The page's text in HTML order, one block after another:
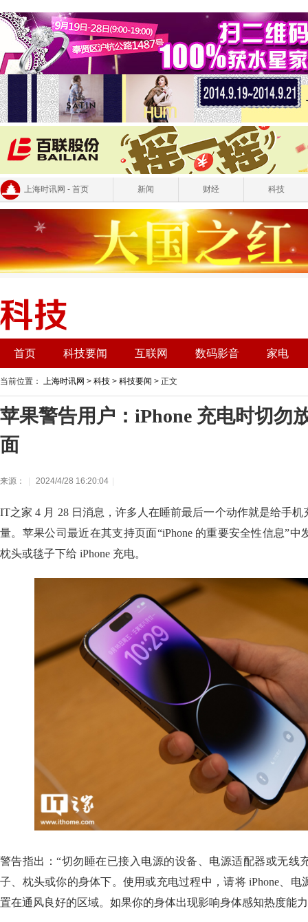
上海时讯网 - 首页 新闻 财经 科技
首页 科技要闻 互联网 数码影音 家电
当前位置： 上海时讯网 > 科技 > 科技要闻 > 正文
苹果警告用户：iPhone 充电时切勿
面
来源： 2024/4/28 16:20:04
IT之家 4 月 28 日消息，许多人在睡前最后一个动作就是给手
量。苹果公司最近在其支持页面“iPhone 的重要安全性信息”
枕头或毯子下给 iPhone 充电。
警告指出：“切勿睡在已接入电源的设备、电源适配器或无线
子、枕头或你的身体下。使用或充电过程中，请将 iPhone、
置在通风良好的区域。如果你的身体出现影响身体感知热度能